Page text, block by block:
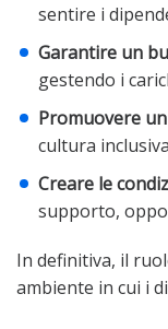
sentire i
Garantire un
gestendo i
Promuovere
cultura
Creare le
supporto,
In definitiva, il
ambiente in cui i